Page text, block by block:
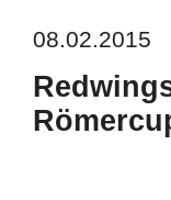
08.02.2015